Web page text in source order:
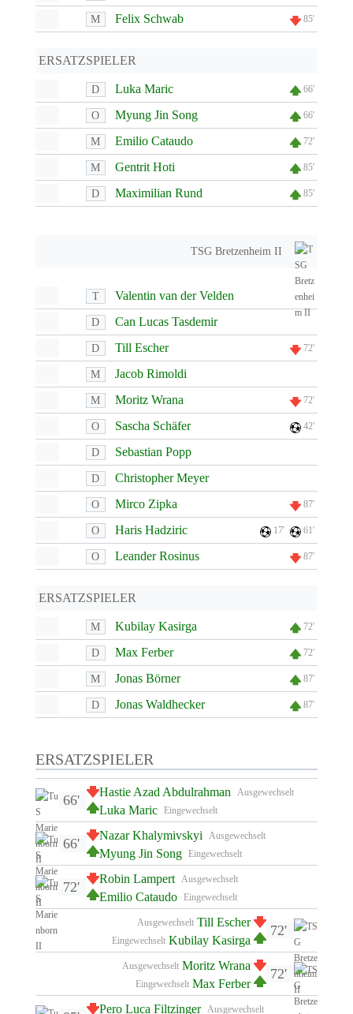
M Felix Schwab 85'
ERSATZSPIELER
D Luka Maric 66'
O Myung Jin Song 66'
M Emilio Cataudo 72'
M Gentrit Hoti 85'
D Maximilian Rund 85'
TSG Bretzenheim II
T Valentin van der Velden
D Can Lucas Tasdemir
D Till Escher 72'
M Jacob Rimoldi
M Moritz Wrana 72'
O Sascha Schäfer 42'
D Sebastian Popp
D Christopher Meyer
O Mirco Zipka 87'
O Haris Hadziric 17' 61'
O Leander Rosinus 87'
ERSATZSPIELER
M Kubilay Kasirga 72'
D Max Ferber 72'
M Jonas Börner 87'
D Jonas Waldhecker 87'
ERSATZSPIELER
Ausgewechselt
Hastie Azad Abdulrahman
Eingewechselt
Luka Maric
66'
Ausgewechselt
Nazar Khalymivskyi
Eingewechselt
Myung Jin Song
66'
Ausgewechselt
Robin Lampert
Eingewechselt
Emilio Cataudo
72'
72'
Ausgewechselt Till Escher
Eingewechselt Kubilay Kasirga
72'
Ausgewechselt Moritz Wrana
Eingewechselt Max Ferber
Ausgewechselt
Pero Luca Filtzinger